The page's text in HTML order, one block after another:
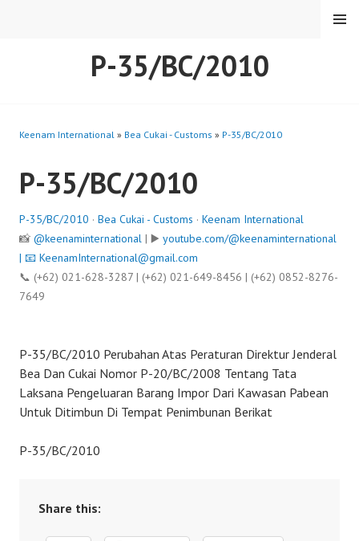
P-35/BC/2010
MENU
Keenam International » Bea Cukai - Customs » P-35/BC/2010
P-35/BC/2010
P-35/BC/2010 · Bea Cukai - Customs · Keenam International
📸 @keenaminternational | ▶️ youtube.com/@keenaminternational
| 📧 KeenamInternational@gmail.com
📞 (+62) 021-628-3287 | (+62) 021-649-8456 | (+62) 0852-8276-
7649
P-35/BC/2010 Perubahan Atas Peraturan Direktur Jenderal
Bea Dan Cukai Nomor P-20/BC/2008 Tentang Tata
Laksana Pengeluaran Barang Impor Dari Kawasan Pabean
Untuk Ditimbun Di Tempat Penimbunan Berikat
P-35/BC/2010
Share this: